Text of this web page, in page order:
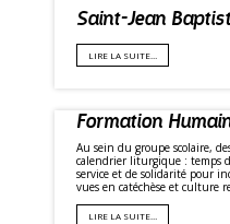
Saint-Jean
LIRE LA SUITE…
Formation
Au sein du groupe scolaire,
calendrier liturgique : temps
service et de solidarité pour
vues en catéchèse et culture
LIRE LA SUITE…